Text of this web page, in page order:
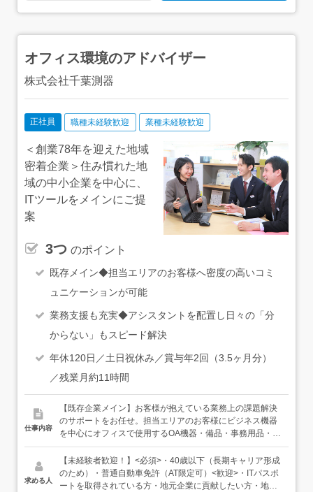
オフィス環境のアドバイザー
株式会社千葉測器
正社員 職種未経験歓迎 業種未経験歓迎
＜創業78年を迎えた地域
密着企業＞住み慣れた地
域の中小企業を中心に、
ITツールをメインにご提
案
3つ のポイント
既存メイン◆担当エリアのお客様へ密度の高いコミ
ュニケーションが可能
業務支援も充実◆アシスタントを配置し日々の「分
からない」もスピード解決
年休120日／土日祝休み／賞与年2回（3.5ヶ月分）
／残業月約11時間
仕事内容
【既存企業メイン】お客様が抱えている業務上の課題解決
のサポートをお任せ。担当エリアのお客様にビジネス機器
を中心にオフィスで使用するOA機器・備品・事務用品・通
信回線・オフィスレイアウトなどの提案を行います。★各
オフィス周辺のエリアの企業への提案／地域密着で働けま
す★各オフィスは3名～大きい営業所で10名以上のスタッ
フが在籍しています→アドバイザーのボリュームゾーンは
求める人
【未経験者歓迎！】<必須>・40歳以下（長期キャリア形成
のため）・普通自動車免許（AT限定可）<歓迎>・ITパスポ
ートを取得されている方・地元企業に貢献したい方・地元